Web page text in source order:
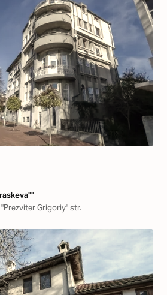
Grigoriy" str.